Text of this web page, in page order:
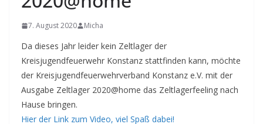
7. August 2020 Micha
Da dieses Jahr leider kein Zeltlager der
Kreisjugendfeuerwehr Konstanz stattfinden kann, möchte
der Kreisjugendfeuerwehrverband Konstanz e.V. mit der
Ausgabe Zeltlager 2020@home das Zeltlagerfeeling nach
Hause bringen.
Hier der Link zum Video, viel Spaß dabei!